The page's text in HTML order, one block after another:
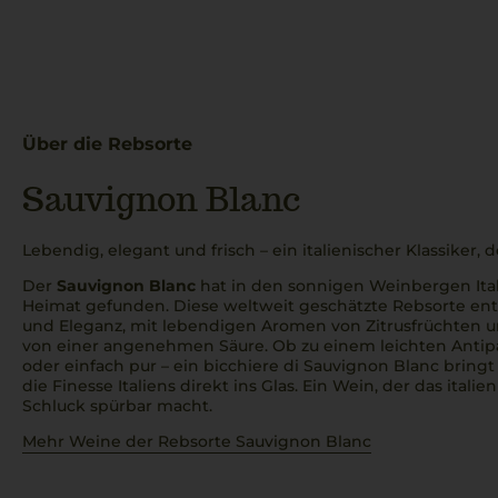
Über die Rebsorte
Sauvignon Blanc
Lebendig, elegant und frisch – ein italienischer Klassiker,
Der Sauvignon Blanc hat in den sonnigen Weinbergen
Heimat gefunden. Diese weltweit geschätzte Rebsorte
und Eleganz, mit lebendigen Aromen von Zitrusfrüchten
von einer angenehmen Säure. Ob zu einem leichten
oder einfach pur – ein bicchiere di Sauvignon Blanc bringt
die Finesse Italiens direkt ins Glas. Ein Wein, der das
Schluck spürbar macht.
Mehr Weine der Rebsorte Sauvignon Blanc